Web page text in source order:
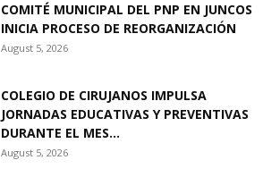
COMITÉ MUNICIPAL DEL PNP EN JUNCOS
INICIA PROCESO DE REORGANIZACIÓN
August 5, 2026
COLEGIO DE CIRUJANOS IMPULSA
JORNADAS EDUCATIVAS Y PREVENTIVAS
DURANTE EL MES...
August 5, 2026